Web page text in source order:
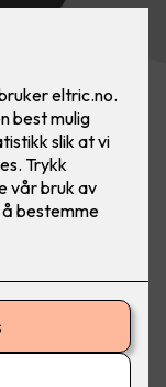
soner og
som